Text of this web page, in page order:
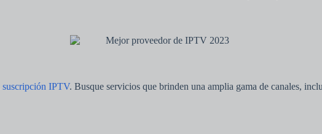
suscripción IPTV. Busque servicios que brinden una amplia gama de canales,